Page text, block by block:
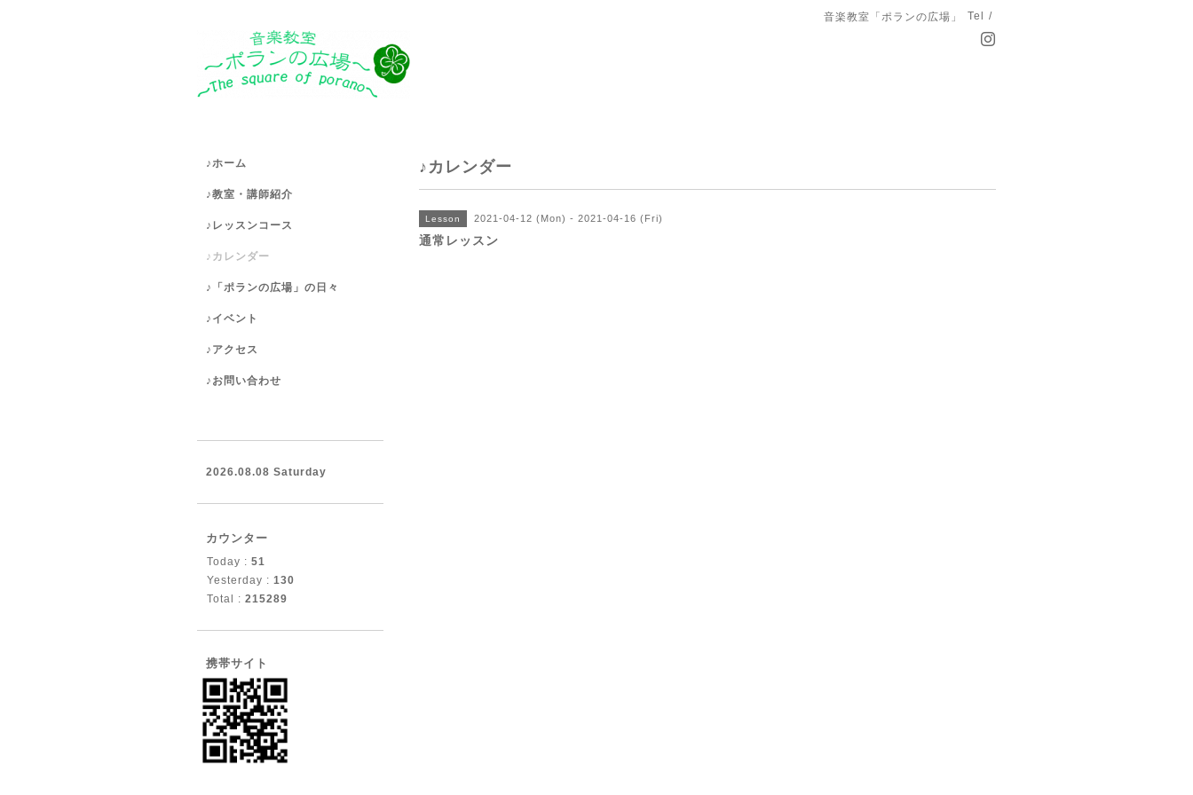
音楽教室「ポランの広場」 Tel /
♪カレンダー
Lesson 2021-04-12 (Mon) - 2021-04-16 (Fri)
通常レッスン
♪ホーム
♪教室・講師紹介
♪レッスンコース
♪カレンダー
♪「ポランの広場」の日々
♪イベント
♪アクセス
♪お問い合わせ
2026.08.08 Saturday
カウンター
Today : 51
Yesterday : 130
Total : 215289
携帯サイト